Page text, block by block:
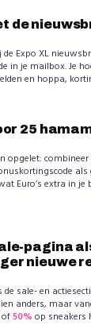
de
de Expo XL
in je mailbox. Je
en hoppa,
25
opgelet:
Euro’s extra in je
pagina
nieuwe
de sale- en
anders, maar
of50% op sneakers